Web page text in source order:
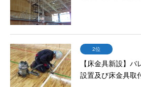
2位
【床金具新設】
設置及び床金具取